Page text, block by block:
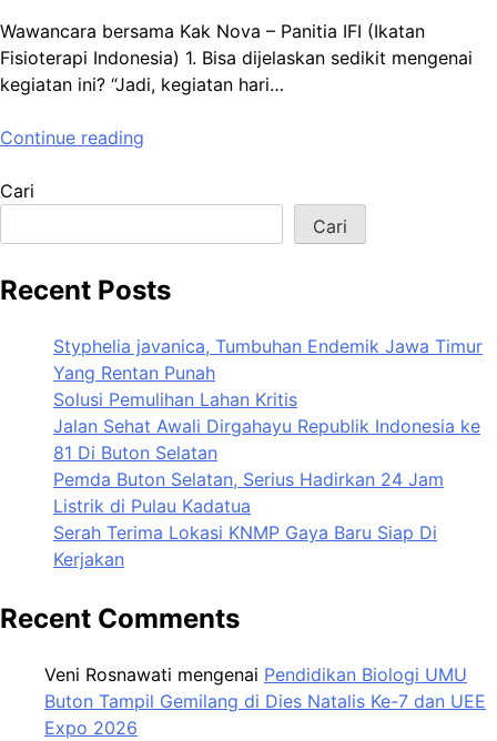
Wawancara bersama Kak Nova – Panitia IFI (Ikatan
Fisioterapi Indonesia) 1. Bisa dijelaskan sedikit mengenai
kegiatan ini? “Jadi, kegiatan hari…
Continue reading
Cari
Cari
Recent Posts
Styphelia javanica, Tumbuhan Endemik Jawa Timur
Yang Rentan Punah
Solusi Pemulihan Lahan Kritis
Jalan Sehat Awali Dirgahayu Republik Indonesia ke
81 Di Buton Selatan
Pemda Buton Selatan, Serius Hadirkan 24 Jam
Listrik di Pulau Kadatua
Serah Terima Lokasi KNMP Gaya Baru Siap Di
Kerjakan
Recent Comments
Veni Rosnawati mengenai Pendidikan Biologi UMU
Buton Tampil Gemilang di Dies Natalis Ke-7 dan UEE
Expo 2026